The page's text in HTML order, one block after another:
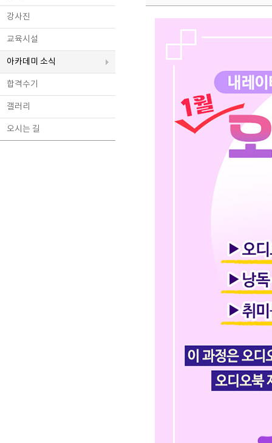
강사진
교육시설
아카데미 소식
합격수기
갤러리
오시는 길